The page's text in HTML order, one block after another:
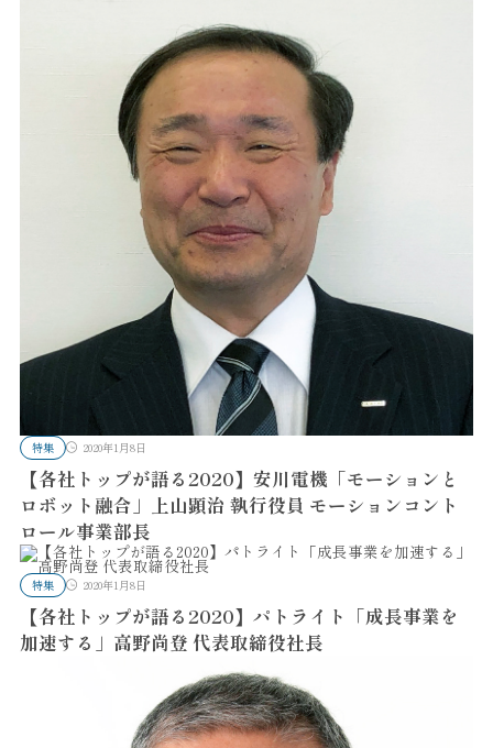
特集 2020年1月8日
【各社トップが語る2020】安川電機「モーションと
ロボット融合」上山顕治 執行役員 モーションコント
ロール事業部長
特集 2020年1月8日
【各社トップが語る2020】パトライト「成長事業を
加速する」高野尚登 代表取締役社長